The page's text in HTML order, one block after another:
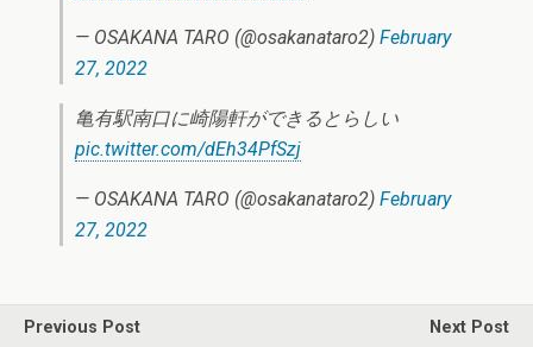
— OSAKANA TARO (@osakanataro2) February
27, 2022
亀有駅南口に崎陽軒ができるとらしい
pic.twitter.com/dEh34PfSzj
— OSAKANA TARO (@osakanataro2) February
27, 2022
Previous Post Next Post